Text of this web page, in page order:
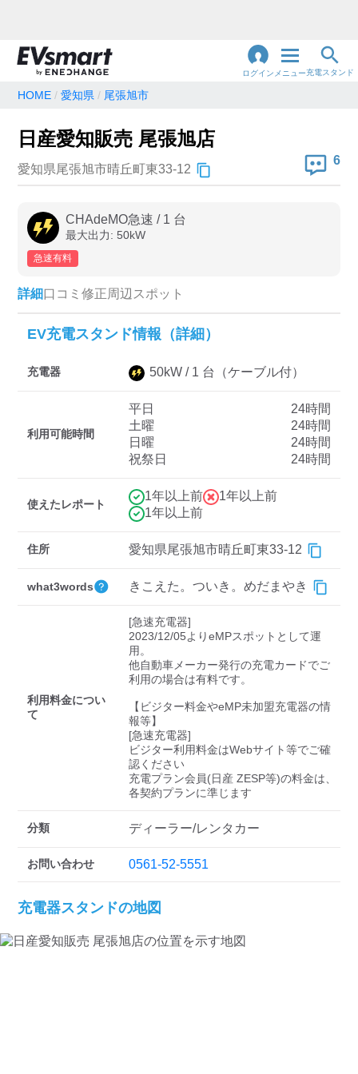
ログイン メニュー充電スタンド
地名・観光スポット・住所で検索
充電器の種類
急速充電器のみ表示
高速道路上のみ表示
認証システム
三菱ディーラーを表示
日産ディーラーを表示
検索する
HOME 愛知県 尾張旭市
日産愛知販売 尾張旭店
愛知県尾張旭市晴丘町東33-12
6
CHAdeMO急速 / 1 台
最大出力: 50kW
急速有料
詳細口コミ 修正周辺スポット
EV充電スタンド情報（詳細）
充電器 50kW / 1 台 （ケーブル付）
利用可能時間
平日
24時間
土曜
24時間
日曜
24時間
祝祭日
24時間
使えたレポート
1年以上前
1年以上前
1年以上前
住所 愛知県尾張旭市晴丘町東33-12
what3words きこえた。ついき。めだまやき
利用料金につい
て
[急速充電器]
2023/12/05よりeMPスポットとして運
用。
他自動車メーカー発行の充電カードでご
利用の場合は有料です。
【ビジター料金やeMP未加盟充電器の情
報等】
[急速充電器]
ビジター利用料金はWebサイト等でご確
認ください
充電プラン会員(日産 ZESP等)の料金は、
各契約プランに準じます
分類 ディーラー/レンタカー
お問い合わせ 0561-52-5551
充電器スタンドの地図